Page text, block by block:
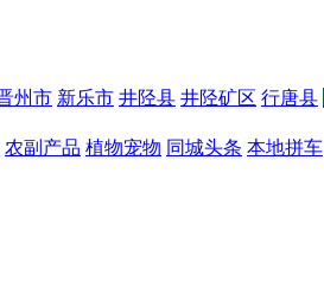
州市 新乐市 井陉县 井陉矿区 行唐县
农副产品 植物宠物 同城头条 本地拼车